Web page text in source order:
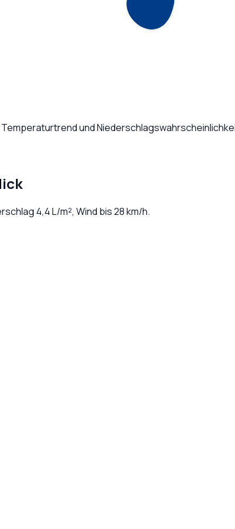
Temperaturtrend und
4,4L/m², Wind bis28km/h.